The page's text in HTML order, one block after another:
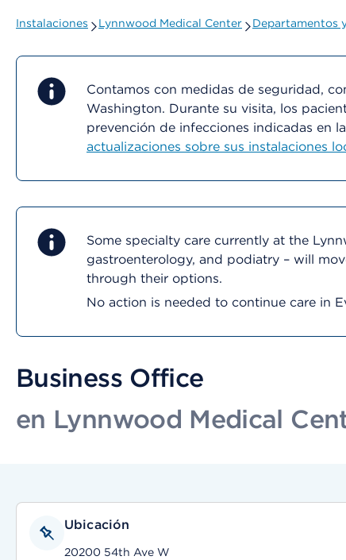
Instalaciones Lynnwood Medical Center Departamentos
Contamos con medidas de seguridad,
Washington. Durante su visita, los
prevención de infecciones indicadas en
actualizaciones sobre sus instalaciones
Some specialty care currently at the
gastroenterology, and podiatry – will
through their options.
No action is needed to continue care in
Business Office
en Lynnwood Medical
Ubicación
20200 54th Ave W